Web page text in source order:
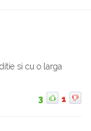
si cu o larga
3 1